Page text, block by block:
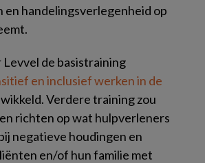
en handelingsverlegenheid op
Levvel de basistraining
en inclusief werken in de
Verdere training zou
richten op wat hulpverleners
negatieve houdingen en
en/of hun familie met